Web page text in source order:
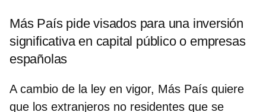
Más País pide visados para una inversión
significativa en capital público o empresas
españolas
A cambio de la ley en vigor, Más País quiere
que los extranjeros no residentes que se